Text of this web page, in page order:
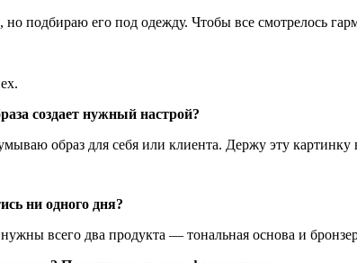
подбираю его под одежду. Чтобы все смотрелось
создает нужный настрой?
образ для себя или клиента. Держу эту картинку
ни одного дня?
всего два продукта — тональная основа и